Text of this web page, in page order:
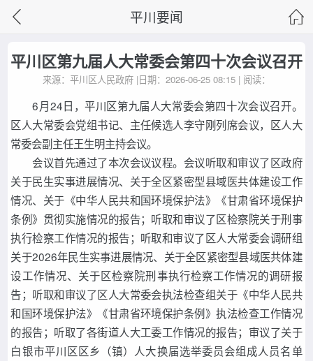
平川要闻
平川区第九届人大常委会第四十次会议召开
来源：平川区人民政府 |日期：2026-06-25 08:15 | 阅读：
6月24日，平川区第九届人大常委会第四十次会议召开。
区人大常委会党组书记、主任候选人李守刚列席会议，区人大
常委会副主任王生明主持会议。
会议首先通过了本次会议议程。会议听取和审议了区政府
关于民生实事进展情况、关于全区紧密型县域医共体建设工作
情况、关于《中华人民共和国环境保护法》《甘肃省环境保护
条例》贯彻实施情况的报告；听取和审议了区检察院关于刑事
执行检察工作情况的报告；听取和审议了区人大常委会调研组
关于2026年民生实事进展情况、关于全区紧密型县域医共体建
设工作情况、关于区检察院刑事执行检察工作情况的调研报
告；听取和审议了区人大常委会执法检查组关于《中华人民共
和国环境保护法》《甘肃省环境保护条例》执法检查工作情况
的报告；听取了各街道人大工委工作情况的报告；审议了关于
白银市平川区区乡（镇）人大换届选举委员会组成人员名单